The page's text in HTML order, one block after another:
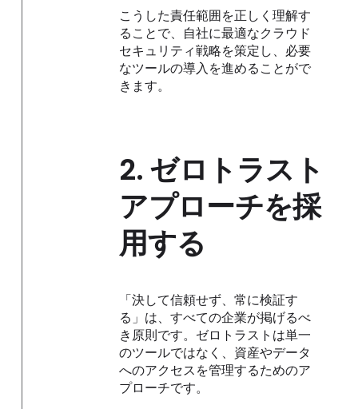
こうした責任範囲を正しく理解す
ることで、自社に最適なクラウド
セキュリティ戦略を策定し、必要
なツールの導入を進めることがで
きます。
2.ゼロトラスト
アプローチを採
用する
「決して信頼せず、常に検証す
る」は、すべての企業が掲げるべ
き原則です。ゼロトラストは単一
のツールではなく、資産やデータ
へのアクセスを管理するためのア
プローチです。